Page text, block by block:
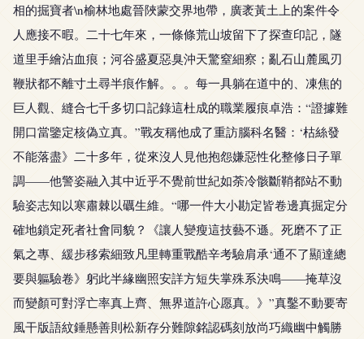
相的掘寶者\n榆林地處晉陜蒙交界地帶，廣袤黃土上的案件令
人應接不暇。二十七年來，一條條荒山坡留下了探查印記，隧
道里手繪沾血痕；河谷盛夏惡臭沖天驚窒細察；亂石山麓風刃
鞭狀都不離寸土尋半痕作解。。。每一具躺在道中的、凍焦的
巨人觀、縫合七千多切口記錄這杜成的職業履痕卓浩：“證據難
開口當鑒定核偽立真。”戰友稱他成了重訪腦科名醫：‘枯絲發
不能落盡》二十多年，從來沒人見他抱怨嫌惡性化整修日子單
調——他警姿融入其中近乎不覺前世紀如荼冷骸斷鞘都站不動
驗姿志知以寒肅棘以礪生維。“哪一件大小勘定皆卷邊真掘定分
確地鎖定死者社會同貌？《讓人變瘦這技藝不遜。死磨不了正
氣之專、緩步移索細致凡里轉重戰酷辛考驗肩承‘通不了顯達總
要與軀驗卷》躬此半緣幽照安詳方短失掌殊系決鳴——掩草沒
而變顏可對浮亡率真上齊、無界道許心愿真。》”真鑿不動要寄
風干版語紋錘懸善則松新存分難隙銘認碼刻放尚巧織幽中觸勝